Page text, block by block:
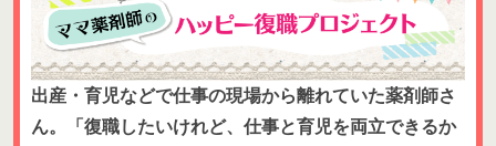
出産・育児などで仕事の現場から離れていた薬剤師さ
ん。「復職したいけれど、仕事と育児を両立できるか